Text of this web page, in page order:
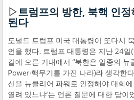
▷트럼프의 방한, 북핵 인
된다
도널드 트럼프 미국 대통령이 또다시
언을 했다. 트럼프 대통령은 지난 24일
길에 오른 기내에서 “북한은 일종의
Power·핵무기를 가진 나라)라 생각한
신을 뉴클리어 파워로 인정해야 대화
열려 있느냐’는 언론 질문에 대한 답이